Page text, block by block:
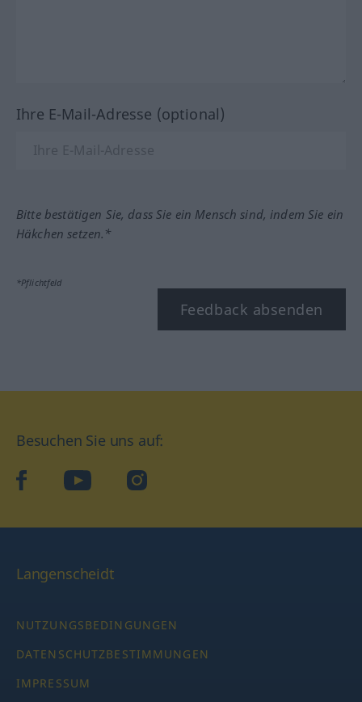
Ihre E-Mail-Adresse (optional)
Bitte bestätigen Sie, dass Sie ein Mensch sind, indem Sie ein
Häkchen setzen.*
*Pflichtfeld
Feedback absenden
Besuchen Sie uns auf:
facebookYouTube Instagram
Langenscheidt
NUTZUNGSBEDINGUNGEN
DATENSCHUTZBESTIMMUNGEN
IMPRESSUM